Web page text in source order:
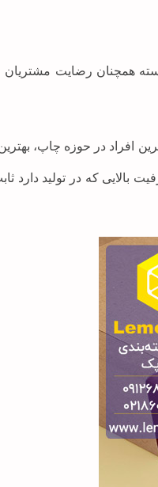
بندی لمون پک، با داشتن سابقه ای نزدیک
در حوزه چاپ،
بالایی که در تولید دارد